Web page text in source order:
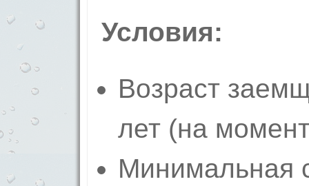
Условия:
Возраст
лет (на
Минимальная